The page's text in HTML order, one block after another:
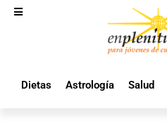
Dietas Astrología Salud